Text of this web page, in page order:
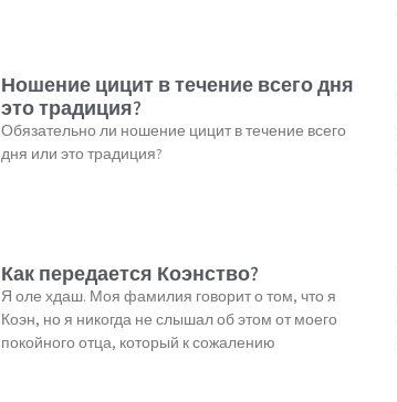
Ношение цицит в течение всего дня
это традиция?
Обязательно ли ношение цицит в течение всего
дня или это традиция?
Как передается Коэнство?
Я оле хдаш. Моя фамилия говорит о том, что я
Коэн, но я никогда не слышал об этом от моего
покойного отца, который к сожалению